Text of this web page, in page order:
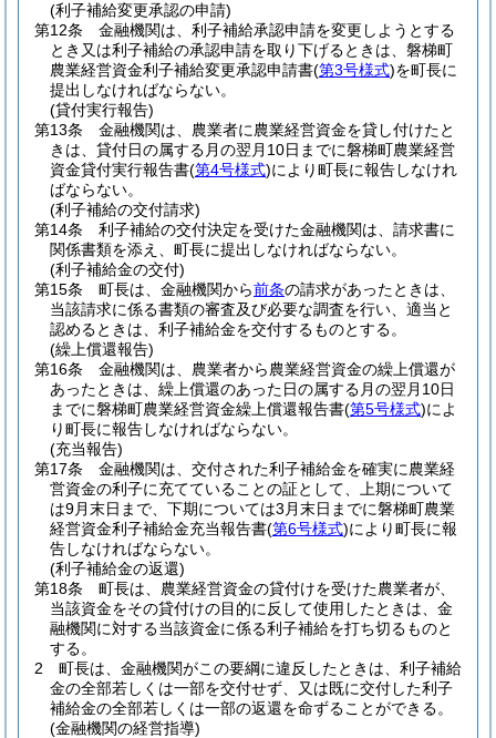
(利子補給変更承認の申請)
第12条
金融機関は、利子補給承認申請を変更しようとする
とき又は利子補給の承認申請を取り下げるときは、磐梯町
農業経営資金利子補給変更承認申請書(第3号様式)を町長に
提出しなければならない。
(貸付実行報告)
第13条
金融機関は、農業者に農業経営資金を貸し付けたと
きは、貸付日の属する月の翌月10日までに磐梯町農業経営
資金貸付実行報告書(第4号様式)により町長に報告しなけれ
ばならない。
(利子補給の交付請求)
第14条
利子補給の交付決定を受けた金融機関は、請求書に
関係書類を添え、町長に提出しなければならない。
(利子補給金の交付)
第15条
町長は、金融機関から前条の請求があったときは、
当該請求に係る書類の審査及び必要な調査を行い、適当と
認めるときは、利子補給金を交付するものとする。
(繰上償還報告)
第16条
金融機関は、農業者から農業経営資金の繰上償還が
あったときは、繰上償還のあった日の属する月の翌月10日
までに磐梯町農業経営資金繰上償還報告書(第5号様式)によ
り町長に報告しなければならない。
(充当報告)
第17条
金融機関は、交付された利子補給金を確実に農業経
営資金の利子に充てていることの証として、上期について
は9月末日まで、下期については3月末日までに磐梯町農業
経営資金利子補給金充当報告書(第6号様式)により町長に報
告しなければならない。
(利子補給金の返還)
第18条
町長は、農業経営資金の貸付けを受けた農業者が、
当該資金をその貸付けの目的に反して使用したときは、金
融機関に対する当該資金に係る利子補給を打ち切るものと
する。
2
町長は、金融機関がこの要綱に違反したときは、利子補給
金の全部若しくは一部を交付せず、又は既に交付した利子
補給金の全部若しくは一部の返還を命ずることができる。
(金融機関の経営指導)